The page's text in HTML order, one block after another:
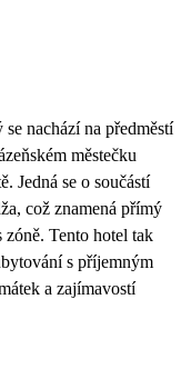
nachází na předměstí
městečku
Jedná se o součástí
což znamená přímý
zóně. Tento hotel tak
s příjemným
a zajímavostí